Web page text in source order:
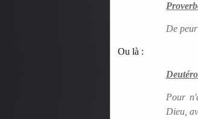
De
Ou là :
Pour
Dieu,